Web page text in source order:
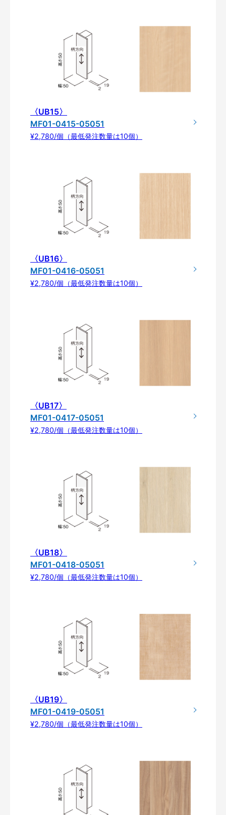
〈UB15〉
MF01-0415-05051
¥2,780/個（最低発注数量は10個）
〈UB16〉
MF01-0416-05051
¥2,780/個（最低発注数量は10個）
〈UB17〉
MF01-0417-05051
¥2,780/個（最低発注数量は10個）
〈UB18〉
MF01-0418-05051
¥2,780/個（最低発注数量は10個）
〈UB19〉
MF01-0419-05051
¥2,780/個（最低発注数量は10個）